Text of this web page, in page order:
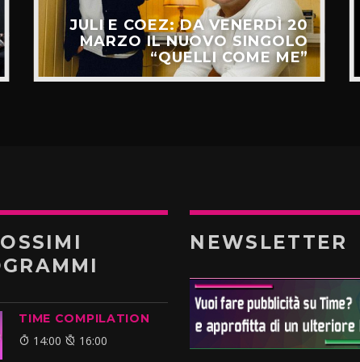
JULI E COEZ: DA VENERDÌ 20
MARZO IL NUOVO SINGOLO
“QUELLI COME ME”
TIME COMPILATION
14:00 16:00
NEWSLETTER